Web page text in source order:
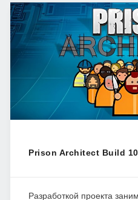
Prison Architect Build
Разработкой проекта